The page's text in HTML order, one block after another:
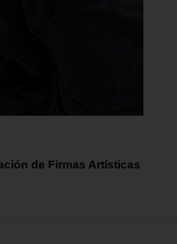
de Firmas Artísticas